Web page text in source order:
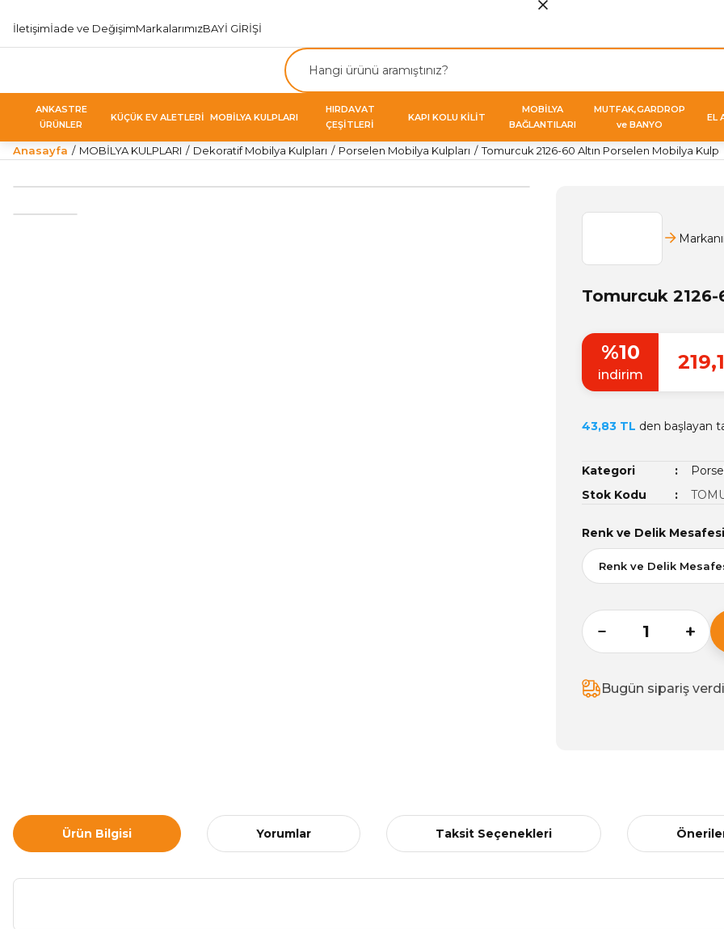
İletişimİade ve DeğişimMarkalarımızBAYİ GİRİŞİ
ANKASTRE
ÜRÜNLER
KÜÇÜK EV ALETLERİ MOBİLYA KULPLARI
HIRDAVAT
ÇEŞİTLERİ
KAPI KOLU KİLİT
MOBİLYA
BAĞLANTILARI
MUTFAK,GARDROP
ve BANYO
EL
Anasayfa MOBİLYA KULPLARI Dekoratif Mobilya Kulpları Porselen Mobilya Kulpları Tomurcuk 2126-60 Altın Porselen Mobilya Kulp
Tomurcuk
%10
indirim
43,83 TL den başlayan
Kategori
Stok Kodu
Renk ve Delik Mesafesi
Bugün sipariş
Ürün Bilgisi Yorumlar Taksit Seçenekleri